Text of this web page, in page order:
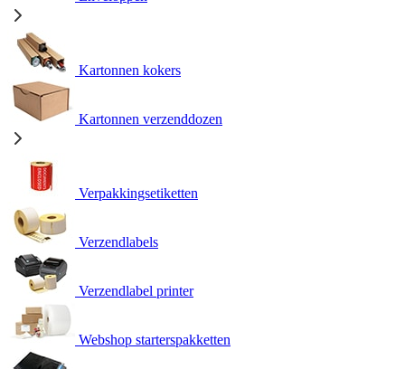
Kartonnen kokers
Kartonnen verzenddozen
Verpakkingsetiketten
Verzendlabels
Verzendlabel printer
Webshop starterspakketten